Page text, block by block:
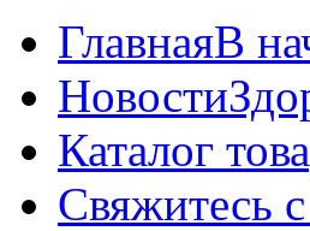
ГлавнаяВ
Новости
Каталог
Свяжитесь